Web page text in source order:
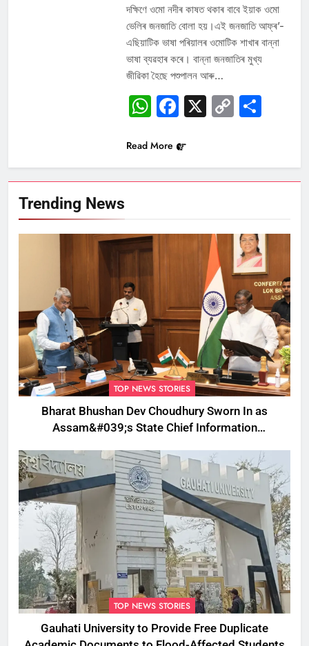
দক্ষিণে ওমো নদীৰ কাষত থকাৰ বাবে ইয়াক ওমো
ভেলিৰ জনজাতি বোলা হয়।এই জনজাতি আফ্ৰ’-
এছিয়াটিক ভাষা পৰিয়ালৰ ওমোটিক শাখাৰ বান্না
ভাষা ব্যৱহাৰ কৰে। বান্না জনজাতিৰ মুখ্য
জীৱিকা হৈছে পশুপালন আৰু…
WhatsApp
Facebook
X Copy
Read More
Trending News
TOP NEWS STORIES
Bharat Bhushan Dev Choudhury Sworn In as
Assam&#039;s State Chief Information
TOP NEWS STORIES
Gauhati University to Provide Free Duplicate